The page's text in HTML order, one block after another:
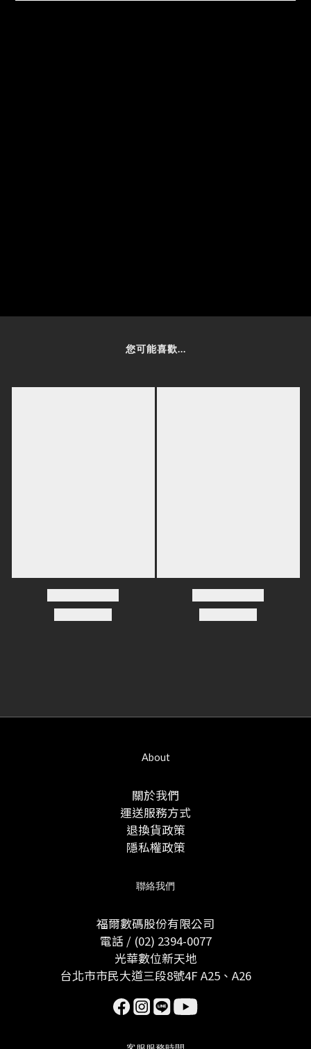
您可能喜歡...
About
關於我們
運送服務方式
退換貨政策
隱私權政策
聯絡我們
福爾數碼股份有限公司
電話 / (02) 2394-0077
光華數位新天地
台北市市民大道三段8號4F A25、A26